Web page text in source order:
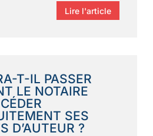
Lire l'article
T-IL PASSER
LE NOTAIRE
SES
D’AUTEUR ?